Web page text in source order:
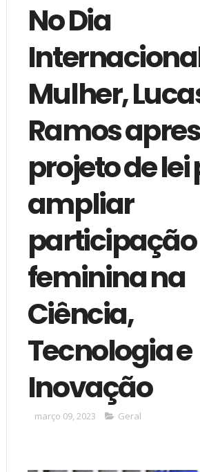
No Dia
Mulher,
Ramos
projeto de
ampliar
participação
feminina na
Ciência,
Tecnologia e
Inovação
março 09, 2023 Geral